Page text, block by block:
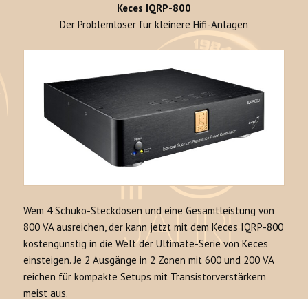
Keces IQRP-800
Der Problemlöser für kleinere Hifi-Anlagen
Wem 4 Schuko-Steckdosen und eine Gesamtleistung von
800 VA ausreichen, der kann jetzt mit dem Keces IQRP-800
kostengünstig in die Welt der Ultimate-Serie von Keces
einsteigen. Je 2 Ausgänge in 2 Zonen mit 600 und 200 VA
reichen für kompakte Setups mit Transistorverstärkern
meist aus.